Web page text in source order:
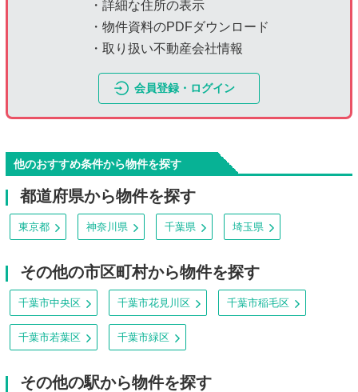
・詳細な住所の表示
・物件資料のPDFダウンロード
・取り扱い不動産会社情報
会員登録・ログイン
他のおすすめ条件から物件を探す
都道府県から物件を探す
東京都 神奈川県 千葉県 埼玉県
その他の市区町村から物件を探す
千葉市中央区 千葉市花見川区 千葉市稲毛区
千葉市若葉区 千葉市緑区
その他の駅から物件を探す